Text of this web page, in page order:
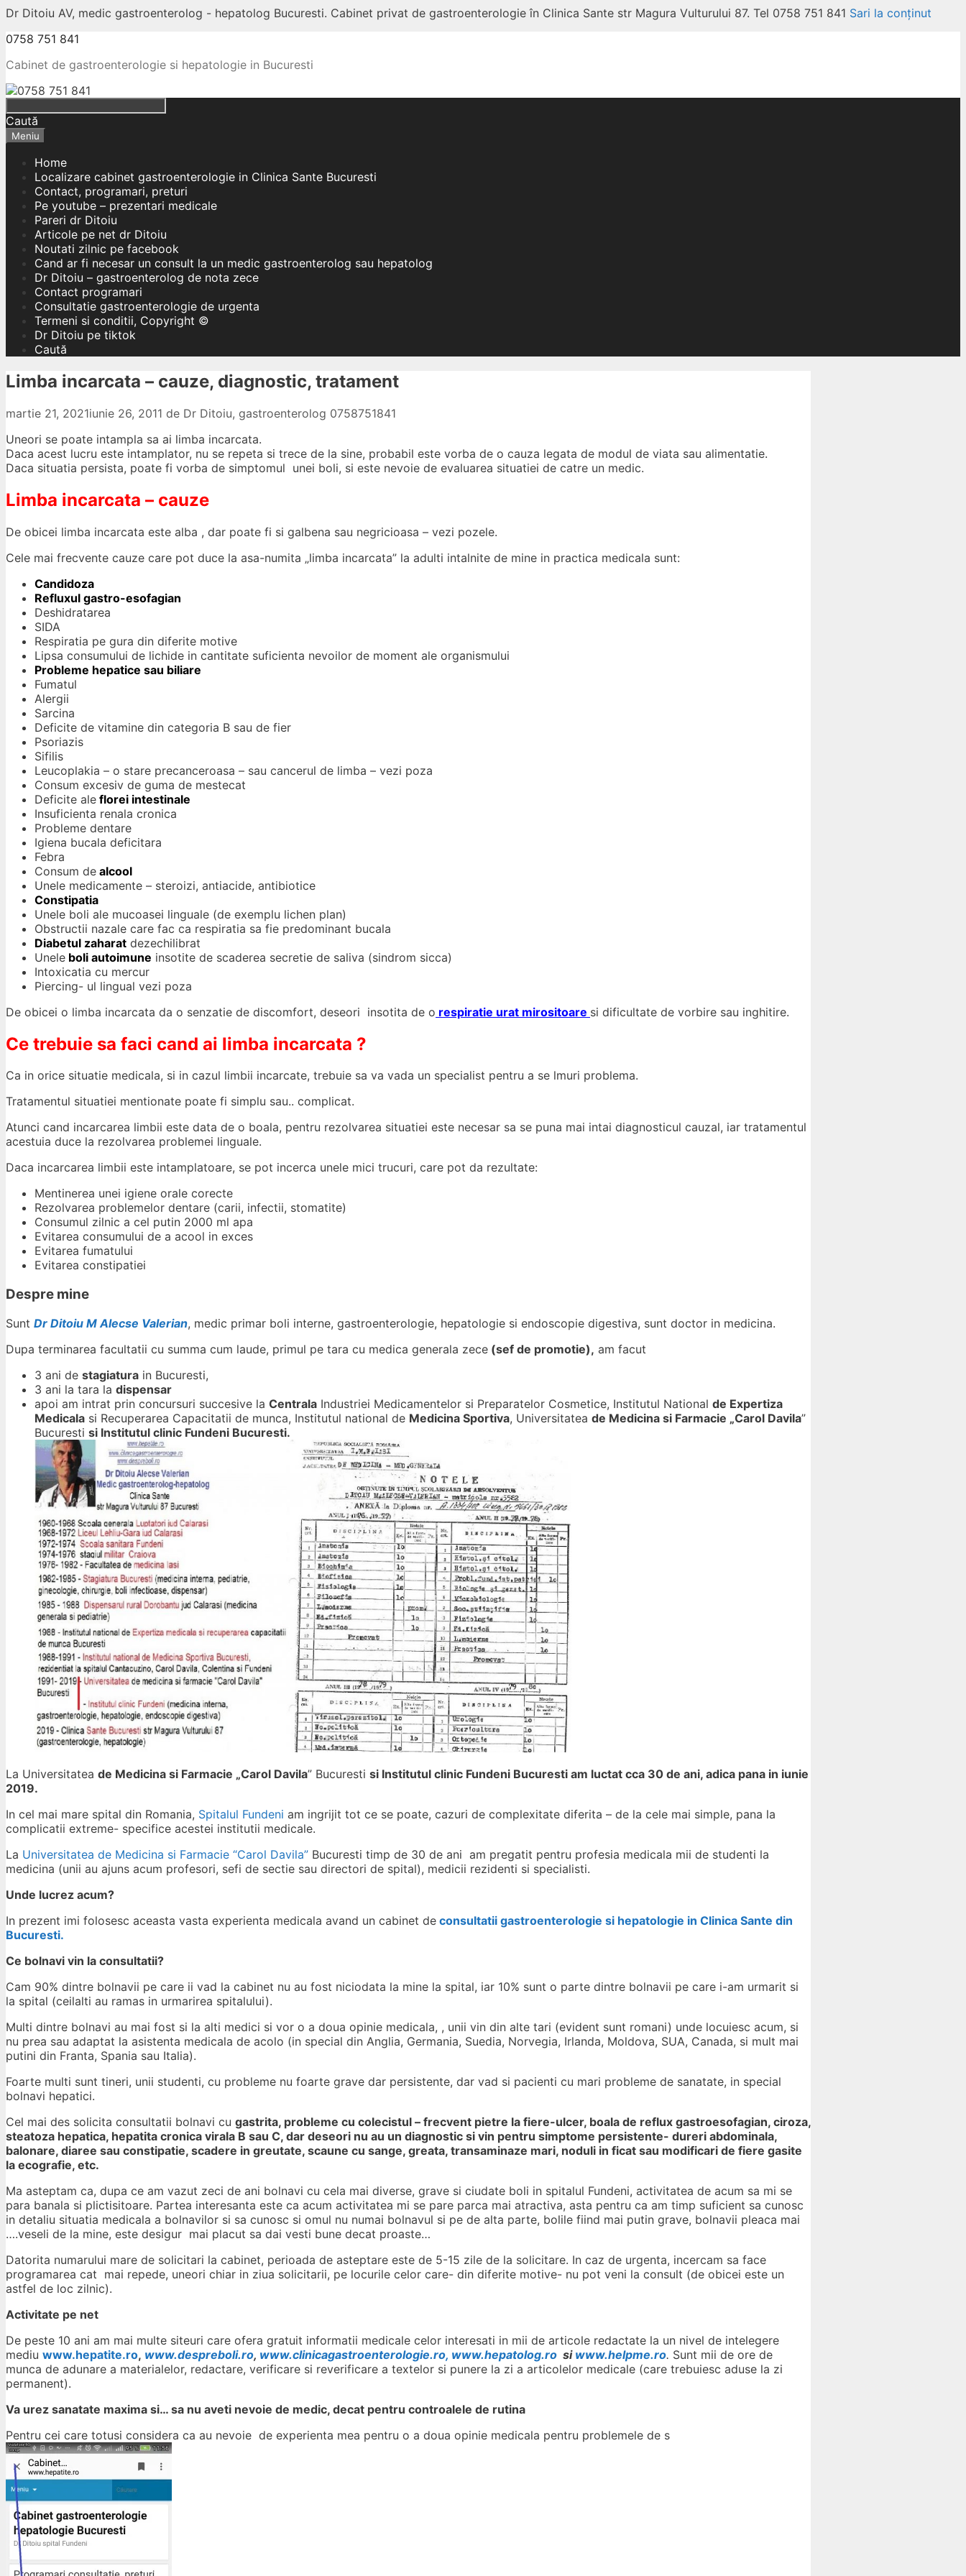
Dr Ditoiu AV, medic gastroenterolog - hepatolog Bucuresti. Cabinet privat de gastroenterologie în Clinica Sante str Magura Vulturului 87. Tel 0758 751 841 Sari la conținut
0758 751 841
Cabinet de gastroenterologie si hepatologie in Bucuresti
Caută
Meniu
Home
Localizare cabinet gastroenterologie in Clinica Sante Bucuresti
Contact, programari, preturi
Pe youtube – prezentari medicale
Pareri dr Ditoiu
Articole pe net dr Ditoiu
Noutati zilnic pe facebook
Cand ar fi necesar un consult la un medic gastroenterolog sau hepatolog
Dr Ditoiu – gastroenterolog de nota zece
Contact programari
Consultatie gastroenterologie de urgenta
Termeni si conditii, Copyright ©
Dr Ditoiu pe tiktok
Caută
Limba incarcata – cauze, diagnostic, tratament
martie 21, 2021iunie 26, 2011 de Dr Ditoiu, gastroenterolog 0758751841
Uneori se poate intampla sa ai limba incarcata.
Daca acest lucru este intamplator, nu se repeta si trece de la sine, probabil este vorba de o cauza legata de modul de viata sau alimentatie.
Daca situatia persista, poate fi vorba de simptomul unei boli, si este nevoie de evaluarea situatiei de catre un medic.
Limba incarcata – cauze
De obicei limba incarcata este alba , dar poate fi si galbena sau negricioasa – vezi pozele.
Cele mai frecvente cauze care pot duce la asa-numita „limba incarcata” la adulti intalnite de mine in practica medicala sunt:
Candidoza
Refluxul gastro-esofagian
Deshidratarea
SIDA
Respiratia pe gura din diferite motive
Lipsa consumului de lichide in cantitate suficienta nevoilor de moment ale organismului
Probleme hepatice sau biliare
Fumatul
Alergii
Sarcina
Deficite de vitamine din categoria B sau de fier
Psoriazis
Sifilis
Leucoplakia – o stare precanceroasa – sau cancerul de limba – vezi poza
Consum excesiv de guma de mestecat
Deficite ale florei intestinale
Insuficienta renala cronica
Probleme dentare
Igiena bucala deficitara
Febra
Consum de alcool
Unele medicamente – steroizi, antiacide, antibiotice
Constipatia
Unele boli ale mucoasei linguale (de exemplu lichen plan)
Obstructii nazale care fac ca respiratia sa fie predominant bucala
Diabetul zaharat dezechilibrat
Unele boli autoimune insotite de scaderea secretie de saliva (sindrom sicca)
Intoxicatia cu mercur
Piercing- ul lingual vezi poza
De obicei o limba incarcata da o senzatie de discomfort, deseori insotita de o respiratie urat mirositoare si dificultate de vorbire sau inghitire.
Ce trebuie sa faci cand ai limba incarcata ?
Ca in orice situatie medicala, si in cazul limbii incarcate, trebuie sa va vada un specialist pentru a se lmuri problema.
Tratamentul situatiei mentionate poate fi simplu sau.. complicat.
Atunci cand incarcarea limbii este data de o boala, pentru rezolvarea situatiei este necesar sa se puna mai intai diagnosticul cauzal, iar tratamentul
acestuia duce la rezolvarea problemei linguale.
Daca incarcarea limbii este intamplatoare, se pot incerca unele mici trucuri, care pot da rezultate:
Mentinerea unei igiene orale corecte
Rezolvarea problemelor dentare (carii, infectii, stomatite)
Consumul zilnic a cel putin 2000 ml apa
Evitarea consumului de a acool in exces
Evitarea fumatului
Evitarea constipatiei
Despre mine
Sunt Dr Ditoiu M Alecse Valerian, medic primar boli interne, gastroenterologie, hepatologie si endoscopie digestiva, sunt doctor in medicina.
Dupa terminarea facultatii cu summa cum laude, primul pe tara cu medica generala zece (sef de promotie), am facut
3 ani de stagiatura in Bucuresti,
3 ani la tara la dispensar
apoi am intrat prin concursuri succesive la Centrala Industriei Medicamentelor si Preparatelor Cosmetice, Institutul National de Expertiza
Medicala si Recuperarea Capacitatii de munca, Institutul national de Medicina Sportiva, Universitatea de Medicina si Farmacie „Carol Davila”
Bucuresti si Institutul clinic Fundeni Bucuresti.
La Universitatea de Medicina si Farmacie „Carol Davila” Bucuresti si Institutul clinic Fundeni Bucuresti am luctat cca 30 de ani, adica pana in iunie
2019.
In cel mai mare spital din Romania, Spitalul Fundeni am ingrijit tot ce se poate, cazuri de complexitate diferita – de la cele mai simple, pana la
complicatii extreme- specifice acestei institutii medicale.
La Universitatea de Medicina si Farmacie “Carol Davila” Bucuresti timp de 30 de ani am pregatit pentru profesia medicala mii de studenti la
medicina (unii au ajuns acum profesori, sefi de sectie sau directori de spital), medicii rezidenti si specialisti.
Unde lucrez acum?
In prezent imi folosesc aceasta vasta experienta medicala avand un cabinet de consultatii gastroenterologie si hepatologie in Clinica Sante din
Bucuresti.
Ce bolnavi vin la consultatii?
Cam 90% dintre bolnavii pe care ii vad la cabinet nu au fost niciodata la mine la spital, iar 10% sunt o parte dintre bolnavii pe care i-am urmarit si
la spital (ceilalti au ramas in urmarirea spitalului).
Multi dintre bolnavi au mai fost si la alti medici si vor o a doua opinie medicala, , unii vin din alte tari (evident sunt romani) unde locuiesc acum, si
nu prea sau adaptat la asistenta medicala de acolo (in special din Anglia, Germania, Suedia, Norvegia, Irlanda, Moldova, SUA, Canada, si mult mai
putini din Franta, Spania sau Italia).
Foarte multi sunt tineri, unii studenti, cu probleme nu foarte grave dar persistente, dar vad si pacienti cu mari probleme de sanatate, in special
bolnavi hepatici.
Cel mai des solicita consultatii bolnavi cu gastrita, probleme cu colecistul – frecvent pietre la fiere-ulcer, boala de reflux gastroesofagian, ciroza,
steatoza hepatica, hepatita cronica virala B sau C, dar deseori nu au un diagnostic si vin pentru simptome persistente- dureri abdominala,
balonare, diaree sau constipatie, scadere in greutate, scaune cu sange, greata, transaminaze mari, noduli in ficat sau modificari de fiere gasite
la ecografie, etc.
Ma asteptam ca, dupa ce am vazut zeci de ani bolnavi cu cela mai diverse, grave si ciudate boli in spitalul Fundeni, activitatea de acum sa mi se
para banala si plictisitoare. Partea interesanta este ca acum activitatea mi se pare parca mai atractiva, asta pentru ca am timp suficient sa cunosc
in detaliu situatia medicala a bolnavilor si sa cunosc si omul nu numai bolnavul si pe de alta parte, bolile fiind mai putin grave, bolnavii pleaca mai
….veseli de la mine, este desigur mai placut sa dai vesti bune decat proaste…
Datorita numarului mare de solicitari la cabinet, perioada de asteptare este de 5-15 zile de la solicitare. In caz de urgenta, incercam sa face
programarea cat mai repede, uneori chiar in ziua solicitarii, pe locurile celor care- din diferite motive- nu pot veni la consult (de obicei este un
astfel de loc zilnic).
Activitate pe net
De peste 10 ani am mai multe siteuri care ofera gratuit informatii medicale celor interesati in mii de articole redactate la un nivel de intelegere
mediu www.hepatite.ro, www.despreboli.ro, www.clinicagastroenterologie.ro, www.hepatolog.ro si www.helpme.ro. Sunt mii de ore de
munca de adunare a materialelor, redactare, verificare si reverificare a textelor si punere la zi a articolelor medicale (care trebuiesc aduse la zi
permanent).
Va urez sanatate maxima si… sa nu aveti nevoie de medic, decat pentru controalele de rutina
Pentru cei care totusi considera ca au nevoie de experienta mea pentru o a doua opinie medicala pentru problemele de s